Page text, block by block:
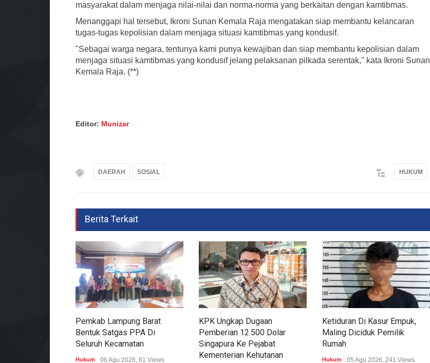
masyarakat dalam menjaga nilai-nilai dan norma-norma yang berkaitan dengan kamtibmas.
Menanggapi hal tersebut, Ikroni Sunan Kemala Raja mengatakan siap membantu kelancaran
tugas-tugas kepolisian dalam menjaga situasi kamtibmas yang kondusif.
"Sebagai warga negara, tentunya kami punya kewajiban dan siap membantu kepolisian dalam
menjaga situasi kamtibmas yang kondusif jelang pelaksanan pilkada serentak," kata Ikroni Sunan
Kemala Raja. (**)
Editor: Munizar
DAERAH SOSIAL HUKUM
Berita Terkait
Pemkab Lampung Barat
Bentuk Satgas PPA Di
Seluruh Kecamatan
Hukum 06 Agu 2026, 61 Views
KPK Ungkap Dugaan
Pemberian 12.500 Dolar
Singapura Ke Pejabat
Kementerian Kehutanan
Ketiduran Di Kasur Empuk,
Maling Diciduk Pemilik
Rumah
Hukum 05 Agu 2026, 241 Views